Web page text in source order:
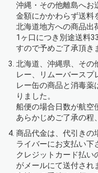
沖縄・その他離島へお
金額にかかわらず送料
北海道地方への商品出
1ヶ口につき別途送料
すので予めご了承頂き
北海道、沖縄県、その
レー、リムーバースプ
レー缶の商品と消毒薬
りました。
船便の場合日数が航空
あらかじめご了承の程
商品代金は、代引きの
ライバーにお支払い下
クレジットカード払い
がメールにて送付され